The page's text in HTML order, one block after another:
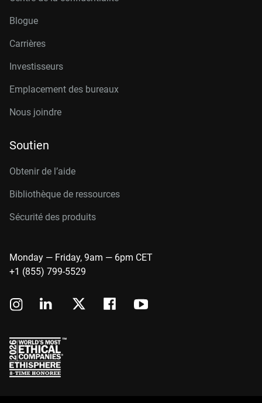
Blogue
Carrières
Investisseurs
Emplacement des bureaux
Nous joindre
Soutien
Obtenir de l’aide
Bibliothèque de ressources
Sécurité des produits
Monday — Friday, 9am — 6pm CET
+1 (855) 799-5529